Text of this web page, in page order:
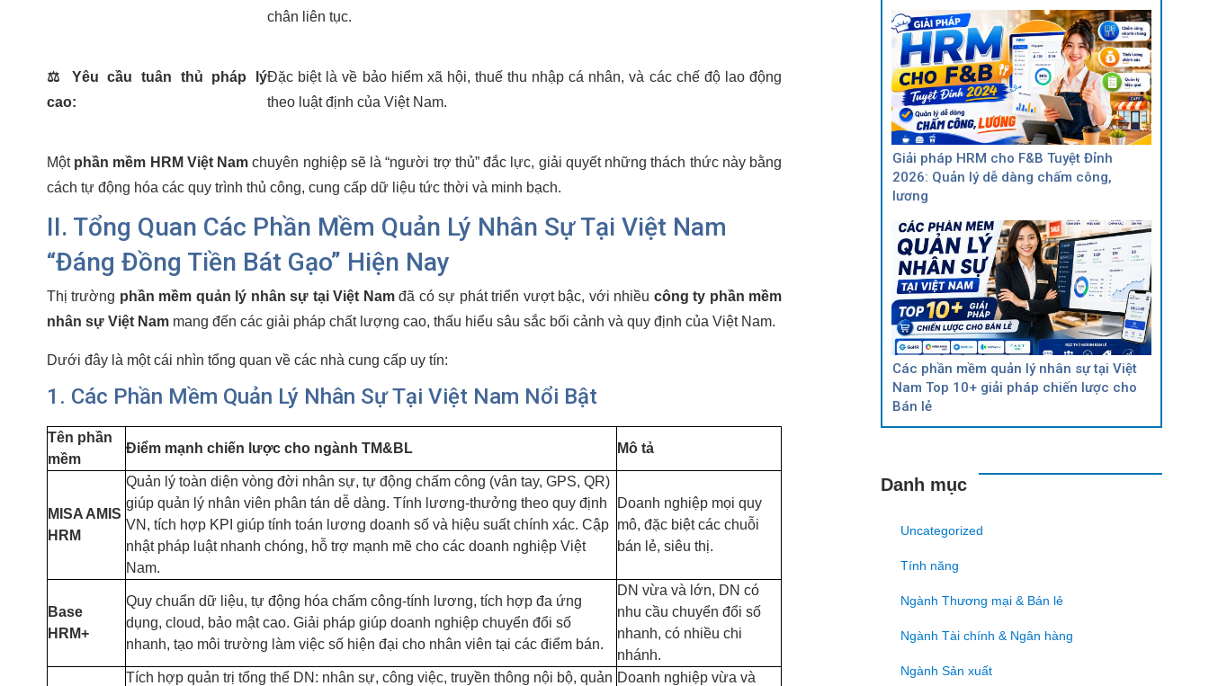
chân liên tục.
⚖️
Yêu cầu tuân thủ pháp lý
cao:
Đặc biệt là về bảo hiểm xã hội, thuế thu nhập cá nhân, và các chế độ lao động
theo luật định của Việt Nam.
Một phần mềm HRM Việt Nam chuyên nghiệp sẽ là “người trợ thủ” đắc lực, giải quyết những thách thức này bằng
cách tự động hóa các quy trình thủ công, cung cấp dữ liệu tức thời và minh bạch.
II. Tổng Quan Các Phần Mềm Quản Lý Nhân Sự Tại Việt Nam
“Đáng Đồng Tiền Bát Gạo” Hiện Nay
Thị trường phần mềm quản lý nhân sự tại Việt Namđã có sự phát triển vượt bậc, với nhiều công ty phần mềm
nhân sự Việt Nam mang đến các giải pháp chất lượng cao, thấu hiểu sâu sắc bối cảnh và quy định của Việt Nam.
Dưới đây là một cái nhìn tổng quan về các nhà cung cấp uy tín:
1. Các Phần Mềm Quản Lý Nhân Sự Tại Việt Nam Nổi Bật
Tên phần
mềm
Điểm mạnh chiến lược cho ngành TM&BL Mô tả
MISA AMIS
HRM
Quản lý toàn diện vòng đời nhân sự, tự động chấm công (vân tay, GPS, QR)
giúp quản lý nhân viên phân tán dễ dàng. Tính lương-thưởng theo quy định
VN, tích hợp KPI giúp tính toán lương doanh số và hiệu suất chính xác. Cập
nhật pháp luật nhanh chóng, hỗ trợ mạnh mẽ cho các doanh nghiệp Việt
Nam.
Doanh nghiệp mọi quy
mô, đặc biệt các chuỗi
bán lẻ, siêu thị.
Base
HRM+
Quy chuẩn dữ liệu, tự động hóa chấm công-tính lương, tích hợp đa ứng
dụng, cloud, bảo mật cao. Giải pháp giúp doanh nghiệp chuyển đổi số
nhanh, tạo môi trường làm việc số hiện đại cho nhân viên tại các điểm bán.
DN vừa và lớn, DN có
nhu cầu chuyển đổi số
nhanh, có nhiều chi
nhánh.
Tích hợp quản trị tổng thể DN: nhân sự, công việc, truyền thông nội bộ, quản Doanh nghiệp vừa và
Giải pháp HRM cho F&B Tuyệt Đỉnh
2026: Quản lý dễ dàng chấm công,
lương
Các phần mềm quản lý nhân sự tại Việt
Nam Top 10+ giải pháp chiến lược cho
Bán lẻ
Danh mục
Uncategorized
Tính năng
Ngành Thương mại & Bán lẻ
Ngành Tài chính & Ngân hàng
Ngành Sản xuất